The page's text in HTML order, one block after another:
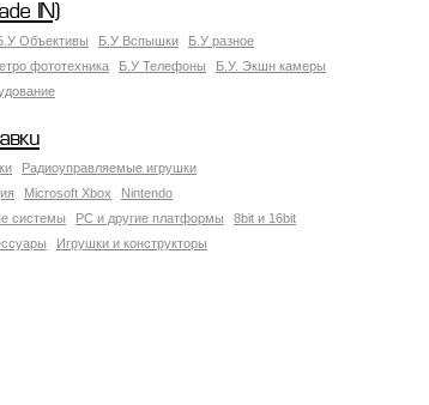
IN)
Объективы Б.У Вспышки
Б.У разное
фототехника Б.У Телефоны
Б.У. Экшн камеры
Радиоуправляемые игрушки
Microsoft Xbox
Nintendo
системы
PC и другие платформы
8bit и 16bit
Игрушки и конструкторы